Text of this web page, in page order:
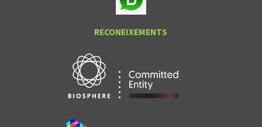
RECONEIXEMENTS